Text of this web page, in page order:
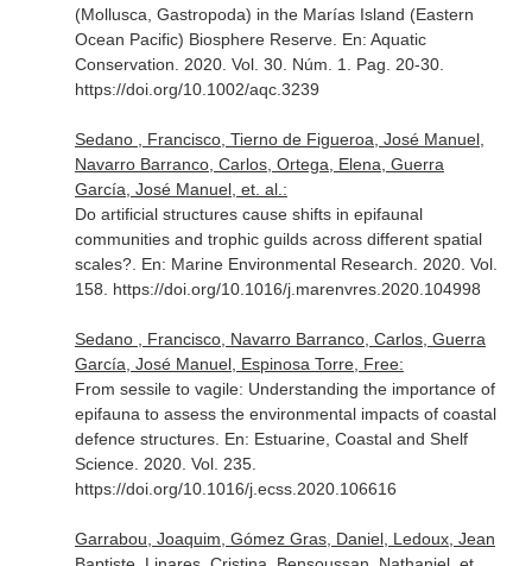
(Mollusca, Gastropoda) in the Marías Island (Eastern
Ocean Pacific) Biosphere Reserve. En: Aquatic
Conservation . 2020. Vol. 30. Núm. 1. Pag. 20-30.
https://doi.org/10.1002/aqc.3239
Sedano , Francisco, Tierno de Figueroa, José Manuel,
Navarro Barranco, Carlos, Ortega, Elena, Guerra
García, José Manuel, et. al.:
Do artificial structures cause shifts in epifaunal
communities and trophic guilds across different spatial
scales?. En: Marine Environmental Research . 2020. Vol.
158. https://doi.org/10.1016/j.marenvres.2020.104998
Sedano , Francisco, Navarro Barranco, Carlos, Guerra
García, José Manuel, Espinosa Torre, Free:
From sessile to vagile: Understanding the importance of
epifauna to assess the environmental impacts of coastal
defence structures. En: Estuarine, Coastal and Shelf
Science. 2020. Vol. 235.
https://doi.org/10.1016/j.ecss.2020.106616
Garrabou, Joaquim, Gómez Gras, Daniel, Ledoux, Jean